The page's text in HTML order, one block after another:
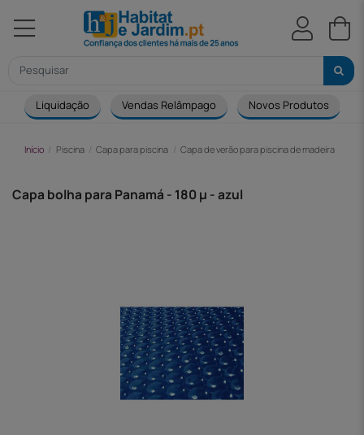
Liquidação Vendas Relâmpago Novos Produtos
Início Piscina Capa para piscina Capa de verão para piscina de madeira
Capa bolha para Panamá - 180 µ - azul